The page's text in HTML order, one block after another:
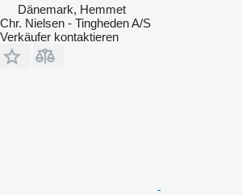
Dänemark, Hemmet
Chr. Nielsen - Tingheden A/S
Verkäufer kontaktieren